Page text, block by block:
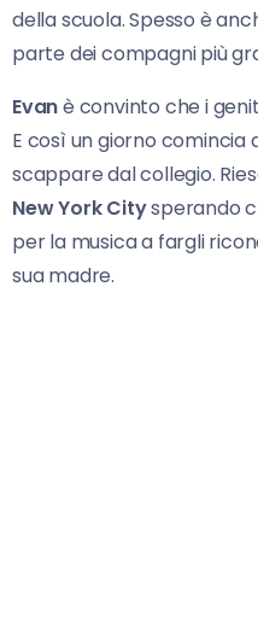
della scuola. Spesso è
parte dei compagni più
Evanè convinto che i
E così un giorno
scappare dal collegio.
New York Citysperando
per la musica a fargli
sua madre.